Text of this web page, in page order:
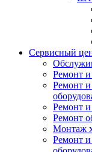
Сервисный
Ремонт и
Ремонт и
Ремонт
Ремонт
Монтаж
Ремонт